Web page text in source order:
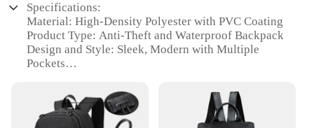
Specifications:
Material: High-Density Polyester with PVC Coating
Product Type: Anti-Theft and Waterproof Backpack
Design and Style: Sleek, Modern with Multiple
Pockets
Travel, and Outdoor Activities
Performance and Property: Durable, Resistant to
Water and Theft Attempts